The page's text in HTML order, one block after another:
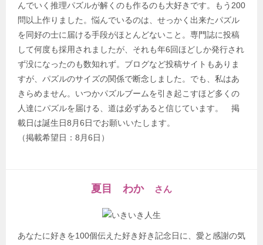
んでいく推理パズルが解くのも作るのも大好きです。もう200
問以上作りました。悩んでいるのは、せっかく出来たパズル
を同好の士に届ける手段がほとんどないこと。専門誌に投稿
して何度も採用されましたが、それも年6回ほどしか発行され
ず没になったのも数知れず。ブログなど投稿サイトもありま
すが、パズルのサイズの関係で断念しました。でも、私はあ
きらめません。いつかパズルブームを引き起こすほど多くの
人達にパズルを届ける、道は必ずあると信じています。 掲
載日は誕生日8月6日でお願いいたします。
（掲載希望日：8月6日）
夏目 わか さん
あなたに好きを100個伝えた好き好き記念日に、愛と感謝の気